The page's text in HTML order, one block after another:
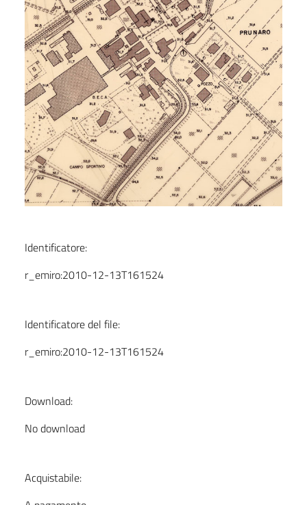
Identificatore:
r_emiro:2010-12-13T161524
Identificatore del file:
r_emiro:2010-12-13T161524
Download:
No download
Acquistabile: